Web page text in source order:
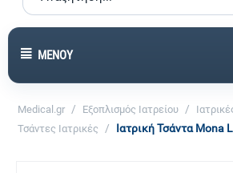
ΜΕΝΟΎ
Medical.gr / Εξοπλισμός Ιατρείου /
Τσάντες Ιατρικές / Ιατρική Τσάντα Mona